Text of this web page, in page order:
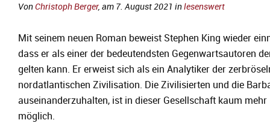
VonChristoph Berger, am 7. August 2021 inlesenswert
Mit seinem neuen Roman beweist Stephen King wieder
dass er als einer der bedeutendsten Gegenwartsautoren
gelten kann. Er erweist sich als ein Analytiker der
nordatlantischen Zivilisation. Die Zivilisierten und die
auseinanderzuhalten, ist in dieser Gesellschaft kaum mehr
möglich.